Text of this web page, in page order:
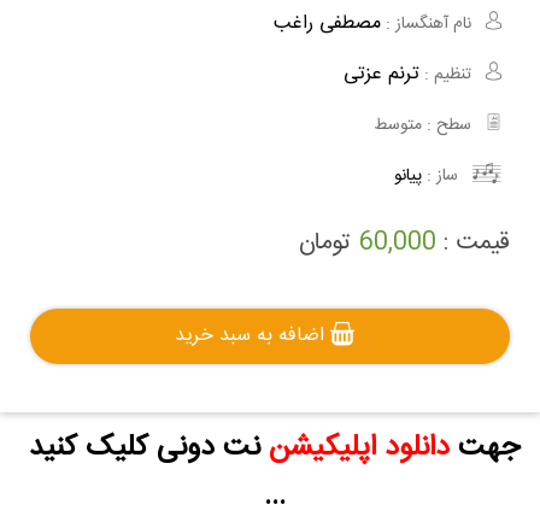
نام آهنگساز : مصطفی راغب
تنظیم : ترنم عزتی
سطح : متوسط
ساز : پیانو
قیمت : 60,000 تومان
اضافه به سبد خرید
جهتدانلود اپلیکیشن نت دونی کلیک کنید
...